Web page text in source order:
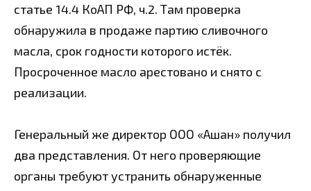
статье 14.4 КоАП РФ, ч.2. Там проверка
обнаружила в продаже партию сливочного
масла, срок годности которого истёк.
Просроченное масло арестовано и снято с
реализации.
Генеральный же директор ООО «Ашан» получил
два представления. От него проверяющие
органы требуют устранить обнаруженные